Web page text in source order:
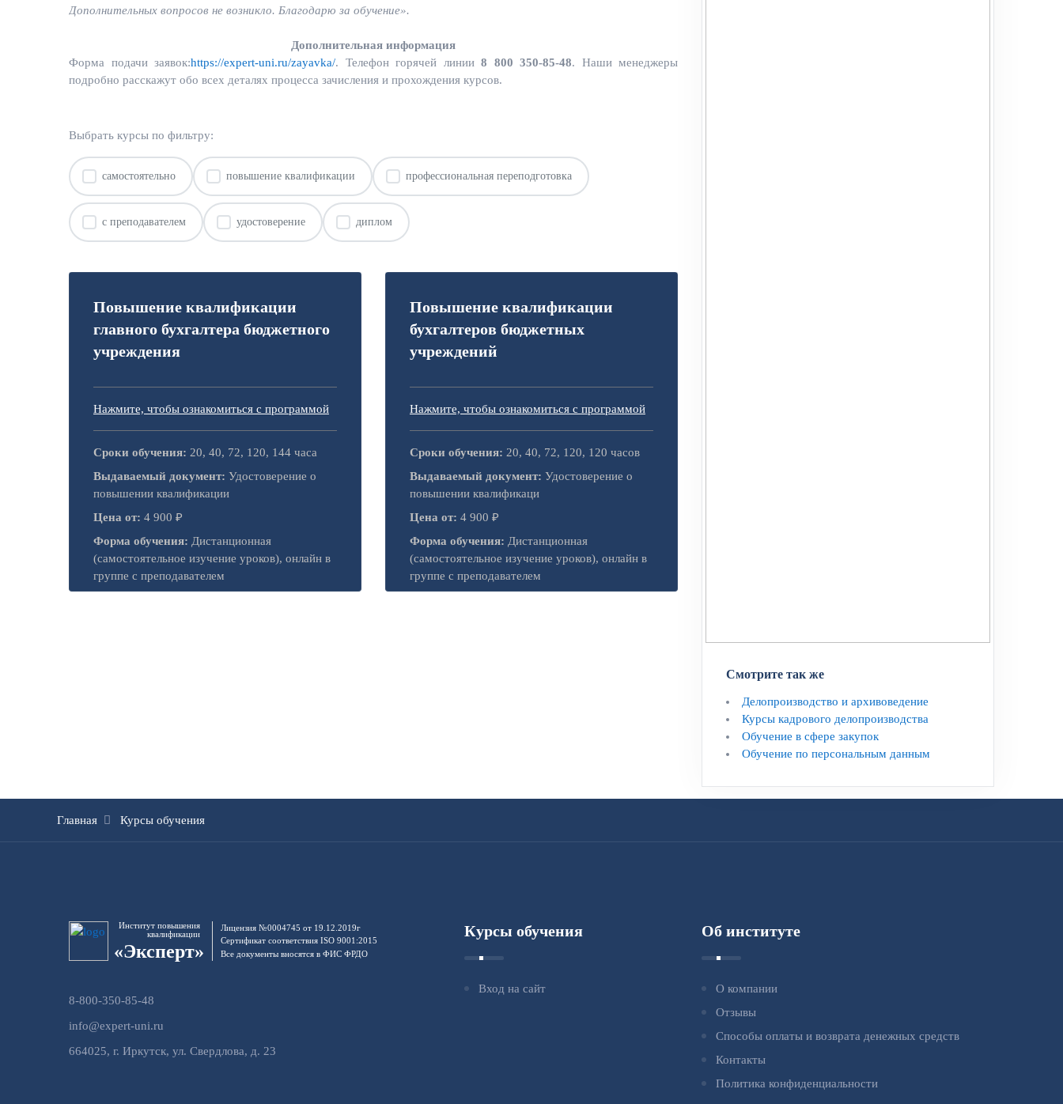
Дополнительных вопросов не возникло. Благодарю за обучение».
Дополнительная информация
Форма подачи заявок:https://expert-uni.ru/zayavka/. Телефон горячей линии8 800 350-85-48. Наши менеджеры
подробно расскажут обо всех деталях процесса зачисления и прохождения курсов.
Выбрать курсы по фильтру:
самостоятельно повышение квалификации профессиональная переподготовка
с преподавателем удостоверение диплом
Повышение квалификации
главного бухгалтера бюджетного
учреждения
Нажмите, чтобы ознакомиться с программой
Сроки обучения: 20, 40, 72, 120, 144 часа
Выдаваемый документ: Удостоверение о
повышении квалификации
Цена от: 4 900 ₽
Форма обучения: Дистанционная
(самостоятельное изучение уроков), онлайн в
группе с преподавателем
Повышение квалификации
бухгалтеров бюджетных
учреждений
Нажмите, чтобы ознакомиться с программой
Сроки обучения: 20, 40, 72, 120, 120 часов
Выдаваемый документ: Удостоверение о
повышении квалификаци
Цена от: 4 900 ₽
Форма обучения: Дистанционная
(самостоятельное изучение уроков), онлайн в
группе с преподавателем
Смотрите так же
Делопроизводство и архивоведение
Курсы кадрового делопроизводства
Обучение в сфере закупок
Обучение по персональным данным
Главная Курсы обучения
Институт повышения
квалификации
«Эксперт»
Лицензия №0004745 от 19.12.2019г
Сертификат соответствия ISO 9001:2015
Все документы вносятся в ФИС ФРДО
8-800-350-85-48
info@expert-uni.ru
664025, г. Иркутск, ул. Свердлова, д. 23
Курсы обучения
Вход на сайт
Об институте
О компании
Отзывы
Способы оплаты и возврата денежных средств
Контакты
Политика конфиденциальности